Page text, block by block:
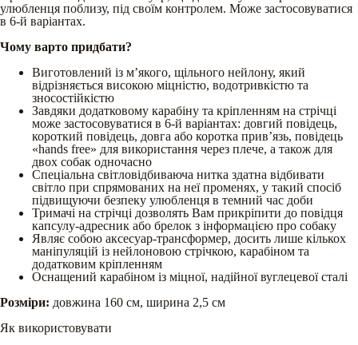
улюбленця поблизу, під своїм контролем. Може застосовуватися
в 6-й варіантах.
Чому варто придбати?
Виготовлений із м’якого, щільного нейлону, який
відрізняється високою міцністю, водотривкістю та
зносостійкістю
Завдяки додатковому карабіну та кріпленням на стрічці
може застосовуватися в 6-й варіантах: довгий повідець,
короткий повідець, довга або коротка прив’язь, повідець
«hands free» для використання через плече, а також для
двох собак одночасно
Спеціальна світловідбиваюча нитка здатна відбивати
світло при спрямованих на неї променях, у такий спосіб
підвищуючи безпеку улюбленця в темний час доби
Тримачі на стрічці дозволять Вам прикріпити до повідця
капсулу-адресник або брелок з інформацією про собаку
Являє собою аксесуар-трансформер, досить лише кількох
маніпуляцій із нейлоновою стрічкою, карабіном та
додатковим кріпленням
Оснащений карабіном із міцної, надійної вуглецевої сталі
Розміри: довжина 160 см, ширина 2,5 см
Як використовувати